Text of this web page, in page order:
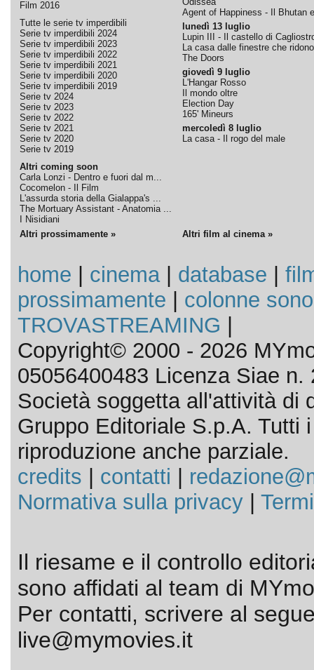
Film 2016
Tutte le serie tv imperdibili
Serie tv imperdibili 2024
Serie tv imperdibili 2023
Serie tv imperdibili 2022
Serie tv imperdibili 2021
Serie tv imperdibili 2020
Serie tv imperdibili 2019
Serie tv 2024
Serie tv 2023
Serie tv 2022
Serie tv 2021
Serie tv 2020
Serie tv 2019
Altri coming soon
Carla Lonzi - Dentro e fuori dal m...
Cocomelon - Il Film
L'assurda storia della Gialappa's ...
The Mortuary Assistant - Anatomia ...
I Nisidiani
Agent of Happiness - Il Bhutan
lunedì 13 luglio
Lupin III - Il castello di
La casa dalle finestre che ridono
The Doors
giovedì 9 luglio
L'Hangar Rosso
Il mondo oltre
Election Day
165' Mineurs
mercoledì 8 luglio
La casa - Il rogo del male
Altri prossimamente » Altri film al cinema »
home cinema| database
prossimamente
colonne
TROVASTREAMING
Copyright© 2000 - 2026
05056400483 Licenza Siae n.
Società soggetta all'attività di
Gruppo Editoriale S.p.A. Tutti
riproduzione anche parziale.
credits
contatti
Normativa sulla privacy|
Il riesame e il controllo
sono affidati al team di
Per contatti, scrivere al
live@mymovies.it